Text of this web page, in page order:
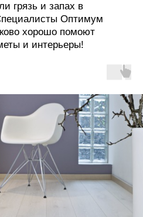
грязь и запах в
Оптимум
хорошо помоют
и интерьеры!